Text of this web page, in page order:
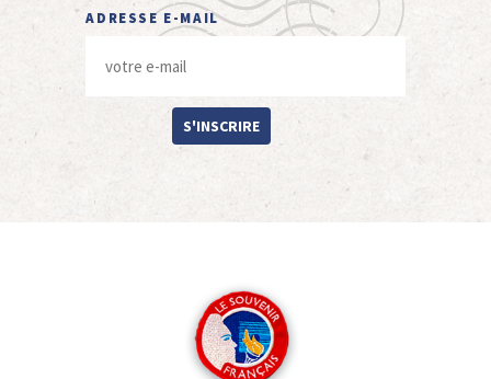
ADRESSE E-MAIL
S'INSCRIRE